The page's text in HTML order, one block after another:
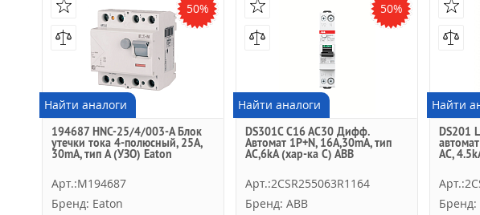
50%
Найти аналоги
194687 HNC-25/4/003-A Блок
утечки тока 4-полюсный, 25A,
30mA, тип A (УЗО) Eaton
Арт.:M194687
Бренд: Eaton
50%
Найти аналоги
DS301C C16 AC30 Дифф.
Автомат 1P+N, 16А,30mA, тип
AC,6kA (хар-ка C) ABB
Арт.:2CSR255063R1164
Бренд: ABB
Найти
DS201
АC,
Бренд: